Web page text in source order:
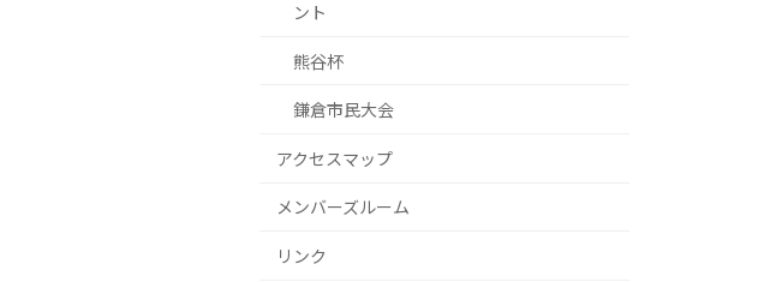
ント
熊谷杯
鎌倉市民大会
アクセスマップ
メンバーズルーム
リンク